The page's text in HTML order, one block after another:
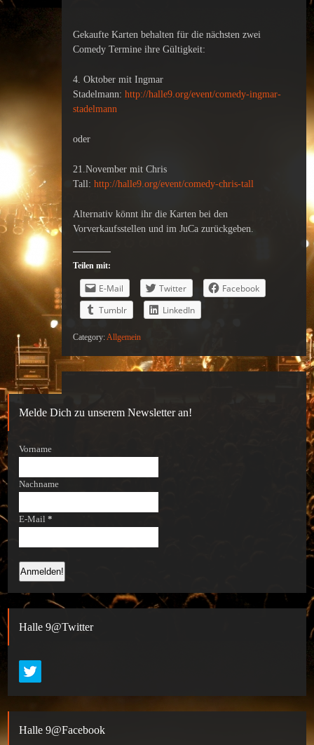
Gekaufte Karten behalten für die nächsten zwei
Comedy Termine ihre Gültigkeit:
4. Oktober mit Ingmar
Stadelmann: http://halle9.org/event/comedy-ingmar-
stadelmann
oder
21.November mit Chris
Tall: http://halle9.org/event/comedy-chris-tall
Alternativ könnt ihr die Karten bei den
Vorverkaufsstellen und im JuCa zurückgeben.
Teilen mit:
E-Mail Twitter
Facebook
Tumblr
LinkedIn
Category:Allgemein
Melde Dich zu unserem Newsletter an!
Vorname
Nachname
E-Mail *
Halle 9@Twitter
Halle 9@Facebook